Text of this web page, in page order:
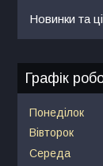
Новинки та
Графік
Понеділок
Вівторок
Середа